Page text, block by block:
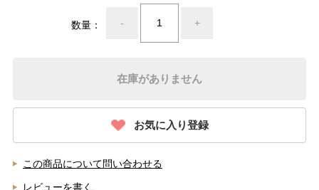
数量： - +
お気に入り登録
在庫がありません
この商品について問い合わせる
レビューを書く